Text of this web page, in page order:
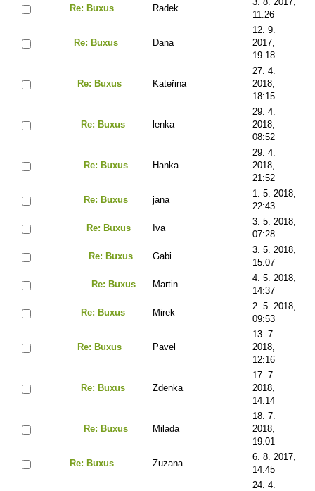
Re: Buxus Radek
11:26
Re: Buxus Dana
12. 9.
2017,
19:18
Re: Buxus Kateřina
27. 4.
2018,
18:15
Re: Buxus lenka
29. 4.
2018,
08:52
Re: Buxus Hanka
29. 4.
2018,
21:52
Re: Buxus jana
1. 5. 2018,
22:43
Re: Buxus Iva
3. 5. 2018,
07:28
Re: Buxus Gabi
3. 5. 2018,
15:07
Re: Buxus Martin
4. 5. 2018,
14:37
Re: Buxus Mirek
2. 5. 2018,
09:53
Re: Buxus Pavel
13. 7.
2018,
12:16
Re: Buxus Zdenka
17. 7.
2018,
14:14
Re: Buxus Milada
18. 7.
2018,
19:01
Re: Buxus Zuzana
6. 8. 2017,
14:45
24. 4.